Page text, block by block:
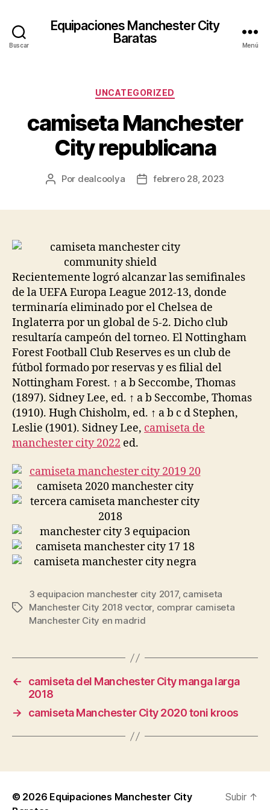
Buscar
Equipaciones Manchester City
Baratas
Menú
Categorías
UNCATEGORIZED
camiseta Manchester
City republicana
Autor
Por dealcoolya
Fechafebrero 28, 2023
Recientemente logró alcanzar las semifinales
de la UEFA Europa League 2012-13, donde
terminaría eliminado por el Chelsea de
Inglaterra por un global de 5-2. Dicho club
resultaría campeón del torneo. El Nottingham
Forest Football Club Reserves es un club de
fútbol formado por reservas y es filial del
Nottingham Forest. ↑ a b Seccombe, Thomas
(1897). Sidney Lee, ed. ↑ a b Seccombe, Thomas
(1910). Hugh Chisholm, ed. ↑ a b c d Stephen,
Leslie (1901). Sidney Lee, camiseta de
manchester city 2022 ed.
Etiquetas
3 equipacion manchester city 2017, camiseta
Manchester City 2018 vector, comprar camiseta
Manchester City en madrid
←
camiseta del Manchester City manga larga
2018
→
camiseta Manchester City 2020 toni kroos
© 2026 Equipaciones Manchester City
Subir ↑